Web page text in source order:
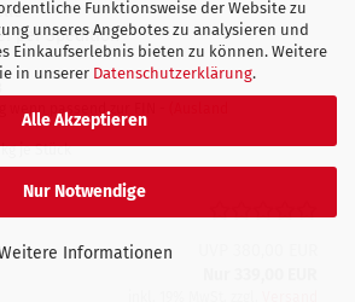
Funktionsweise der Website zu
unseres Angebotes zu analysieren und
Einkaufserlebnis bieten zu können. Weitere
in unserer Datenschutzerklärung.
Alle Akzeptieren
Nur Notwendige
Informationen
per Spedition
wenn passend zur FIN -
je Stück